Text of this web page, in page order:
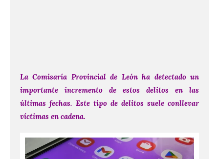
La Comisaría Provincial de León ha detectado un
importante incremento de estos delitos en las
últimas fechas. Este tipo de delitos suele conllevar
víctimas en cadena.